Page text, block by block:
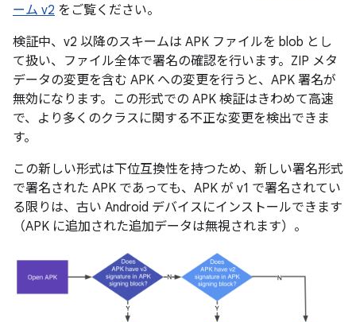
ーム v2 をご覧ください。
検証中、v2 以降のスキームは APK ファイルを blob とし
て扱い、ファイル全体で署名の確認を行います。ZIP メタ
データの変更を含む APK への変更を行うと、APK 署名が
無効になります。この形式での APK 検証はきわめて高速
で、より多くのクラスに関する不正な変更を検出できま
す。
この新しい形式は下位互換性を持つため、新しい署名形式
で署名された APK であっても、APK が v1 で署名されてい
る限りは、古い Android デバイスにインストールできます
（APK に追加された追加データは無視されます）。